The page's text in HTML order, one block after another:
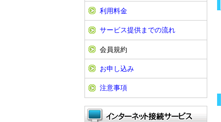
利用料金
サービス提供までの流れ
会員規約
お申し込み
注意事項